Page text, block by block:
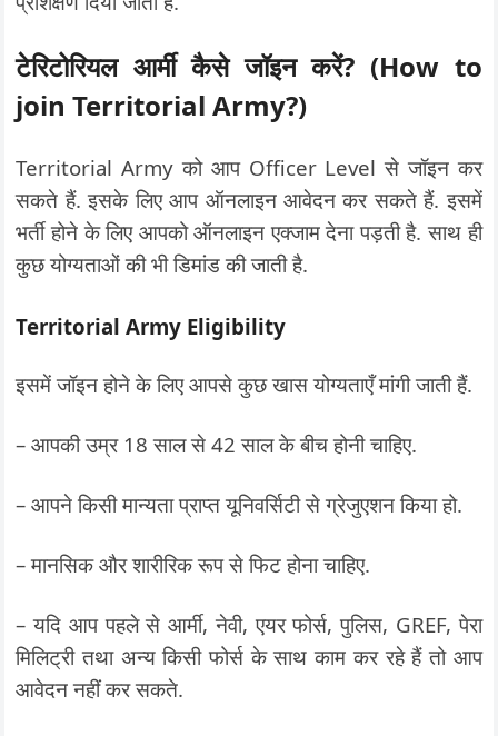
टेरिटोरियल आर्मी कैसे जॉइन करें? (How to
join Territorial Army?)
Territorial Army को आप Officer Level से जॉइन कर
सकते हैं. इसके लिए आप ऑनलाइन आवेदन कर सकते हैं. इसमें
भर्ती होने के लिए आपको ऑनलाइन एक्जाम देना पड़ती है. साथ ही
कुछ योग्यताओं की भी डिमांड की जाती है.
Territorial Army Eligibility
इसमें जॉइन होने के लिए आपसे कुछ खास योग्यताएँ मांगी जाती हैं.
– आपकी उम्र 18 साल से 42 साल के बीच होनी चाहिए.
– आपने किसी मान्यता प्राप्त यूनिवर्सिटी से ग्रेजुएशन किया हो.
– मानसिक और शारीरिक रूप से फिट होना चाहिए.
– यदि आप पहले से आर्मी, नेवी, एयर फोर्स, पुलिस, GREF, पेरा
मिलिट्री तथा अन्य किसी फोर्स के साथ काम कर रहे हैं तो आप
आवेदन नहीं कर सकते.